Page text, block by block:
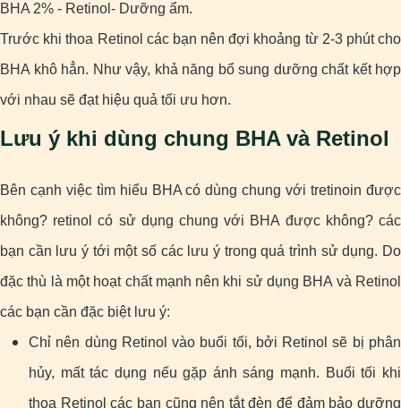
BHA 2% - Retinol- Dưỡng ẩm.
Trước khi thoa Retinol các bạn nên đợi khoảng từ 2-3 phút cho
BHA khô hẳn. Như vậy, khả năng bổ sung dưỡng chất kết hợp
với nhau sẽ đạt hiệu quả tối ưu hơn.
Lưu ý khi dùng chung BHA và Retinol
Bên cạnh việc tìm hiểu BHA có dùng chung với tretinoin được
không? retinol có sử dụng chung với BHA được không? các
bạn cần lưu ý tới một số các lưu ý trong quá trình sử dụng. Do
đặc thù là một hoạt chất mạnh nên khi sử dụng BHA và Retinol
các bạn cần đặc biệt lưu ý:
Chỉ nên dùng Retinol vào buổi tối, bởi Retinol sẽ bị phân
hủy, mất tác dụng nếu gặp ánh sáng mạnh. Buổi tối khi
thoa Retinol các bạn cũng nên tắt đèn để đảm bảo dưỡng